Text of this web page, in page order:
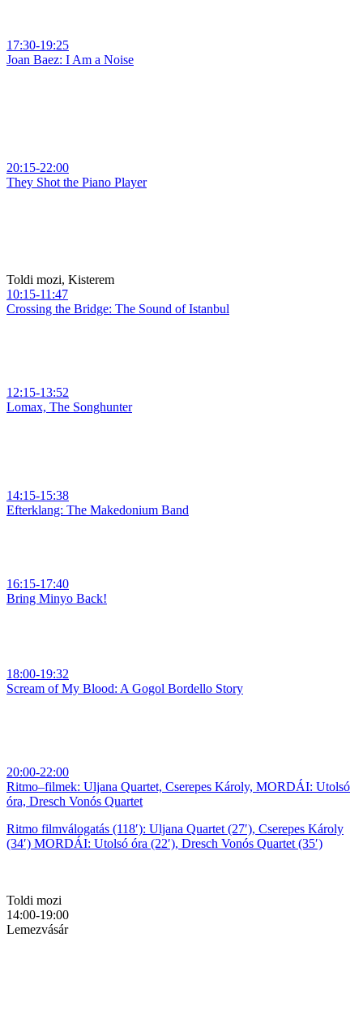
17:30-19:25
Joan Baez: I Am a Noise
20:15-22:00
They Shot the Piano Player
Toldi mozi, Kisterem
10:15-11:47
Crossing the Bridge: The Sound of Istanbul
12:15-13:52
Lomax, The Songhunter
14:15-15:38
Efterklang: The Makedonium Band
16:15-17:40
Bring Minyo Back!
18:00-19:32
Scream of My Blood: A Gogol Bordello Story
20:00-22:00
Ritmo–filmek: Uljana Quartet, Cserepes Károly, MORDÁI: Utolsó
óra, Dresch Vonós Quartet
Ritmo filmválogatás (118′): Uljana Quartet (27′), Cserepes Károly
(34′) MORDÁI: Utolsó óra (22′), Dresch Vonós Quartet (35′)
Toldi mozi
14:00-19:00
Lemezvásár